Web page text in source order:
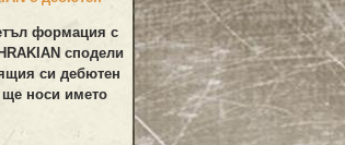
формация с
сподели
си дебютен
носи името